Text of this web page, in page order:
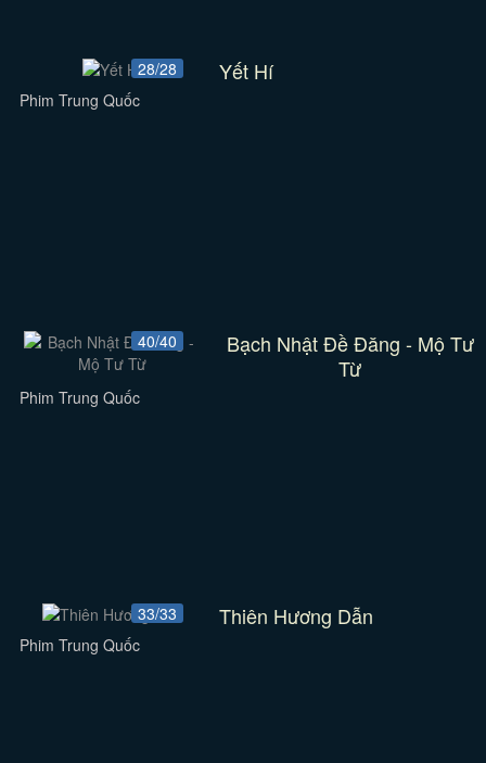
28/28 Yết Hí
Phim Trung Quốc
40/40
Bạch Nhật Đề Đăng - Mộ Tư
Từ
Phim Trung Quốc
33/33 Thiên Hương Dẫn
Phim Trung Quốc